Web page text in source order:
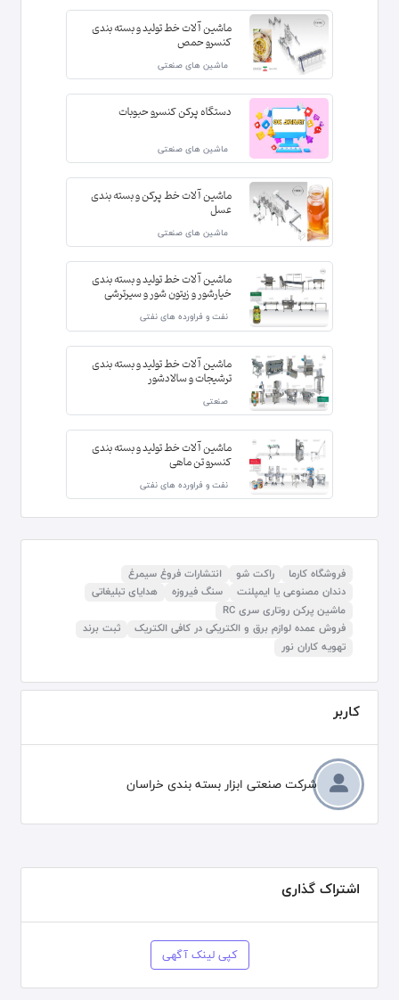
ماشین آلات خط تولید و بسته بندی
کنسرو حمص
ماشین های صنعتی
دستگاه پرکن کنسرو حبوبات
ماشین های صنعتی
ماشین آلات خط پرکن و بسته بندی
عسل
ماشین های صنعتی
ماشین آلات خط تولید و بسته بندی
خیارشور و زیتون شور و سیرترشی
نفت و فراورده های نفتی
ماشین آلات خط تولید و بسته بندی
ترشیجات و سالادشور
صنعتی
ماشین آلات خط تولید و بسته بندی
کنسرو تن ماهی
نفت و فراورده های نفتی
فروشگاه کارما راکت شو
انتشارات فروغ سیمرغ
دندان مصنوعی یا ایمپلنت
سنگ فیروزه
هدایای تبلیغاتی
ماشین پرکن روتاری سری RC
فروش عمده لوازم برق و الکتریکی در کافی الکتریک
ثبت برند
تهویه کاران نور
کاربر
شرکت صنعتی ابزار بسته بندی خراسان
اشتراک گذاری
کپی لینک آگهی